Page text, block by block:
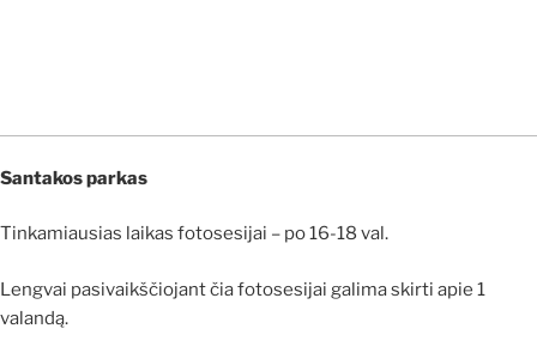
Santakos parkas
Tinkamiausias laikas fotosesijai – po 16-18 val.
Lengvai pasivaikščiojant čia fotosesijai galima skirti apie 1
valandą.